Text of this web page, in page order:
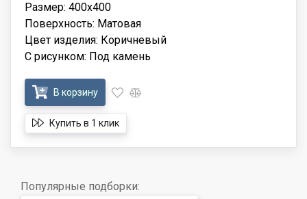
Размер: 400x400
Поверхность: Матовая
Цвет изделия: Коричневый
С рисунком: Под камень
В корзину
Купить в 1 клик
Популярные подборки: